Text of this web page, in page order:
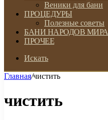
Веники для бани
ПРОЦЕДУРЫ
Полезные советы
БАНИ НАРОДОВ МИРА
ПРОЧЕЕ
Искать
Главная/чистить
чистить